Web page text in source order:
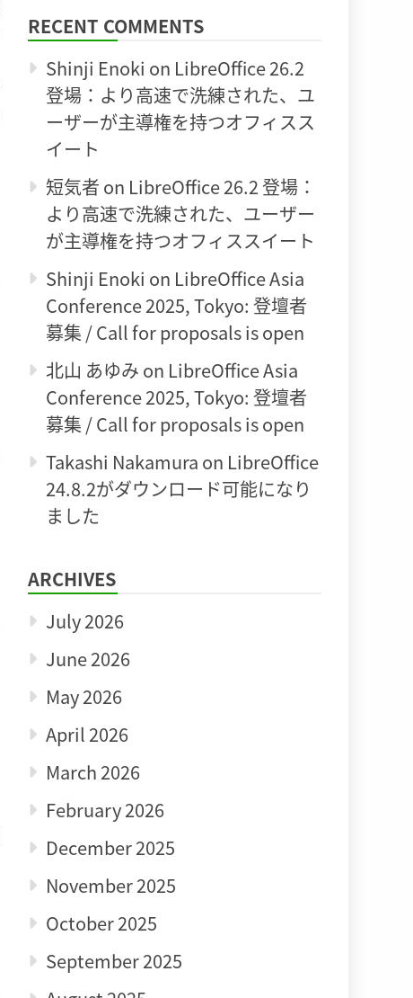
RECENT COMMENTS
Shinji Enoki on LibreOffice 26.2
登場：より高速で洗練された、ユ
ーザーが主導権を持つオフィスス
イート
短気者 on LibreOffice 26.2 登場：
より高速で洗練された、ユーザー
が主導権を持つオフィススイート
Shinji Enoki on LibreOffice Asia
Conference 2025, Tokyo: 登壇者
募集 / Call for proposals is open
北山 あゆみ on LibreOffice Asia
Conference 2025, Tokyo: 登壇者
募集 / Call for proposals is open
Takashi Nakamura on LibreOffice
24.8.2がダウンロード可能になり
ました
ARCHIVES
July 2026
June 2026
May 2026
April 2026
March 2026
February 2026
December 2025
November 2025
October 2025
September 2025